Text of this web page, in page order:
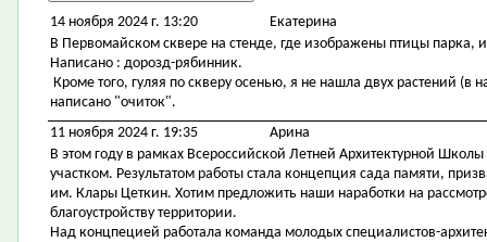
14 ноября 2024 г. 13:20
Екатерина
В Первомайском сквере на стенде, где изображены птицы парка,
Написано : дорозд-рябинник.
Кроме того, гуляя по скверу осенью, я не нашла двух растений (в
написано "очиток".
11 ноября 2024 г. 19:35
Арина
В этом году в рамках Всероссийской Летней Архитектурной
участком. Результатом работы стала концепция сада памяти,
им. Клары Цеткин. Хотим предложить наши наработки на
благоустройству территории.
Над концпецией работала команда молодых специалистов-